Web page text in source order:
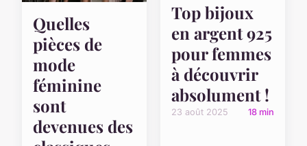
Quelles
pièces de
mode
féminine
sont
devenues des
Top bijoux
en argent 925
pour femmes
à découvrir
absolument !
23 août 2025 18 min